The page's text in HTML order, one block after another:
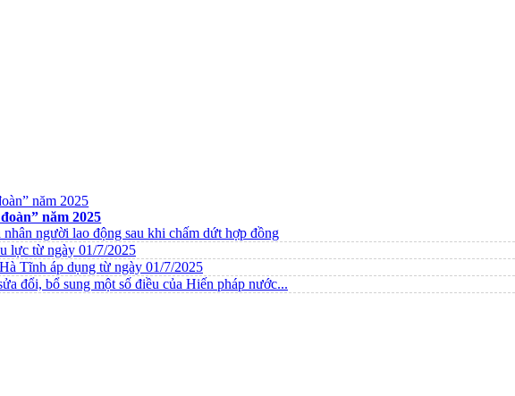
năm 2025
người lao động sau khi chấm dứt hợp đồng
lực từ ngày 01/7/2025
Tĩnh áp dụng từ ngày 01/7/2025
đổi, bổ sung một số điều của Hiến pháp nước...